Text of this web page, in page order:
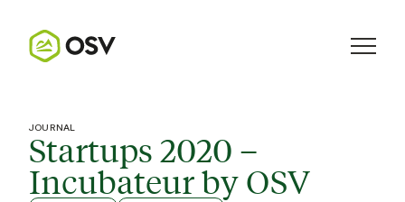
JOURNAL
Startups 2020 –
Incubateur by OSV